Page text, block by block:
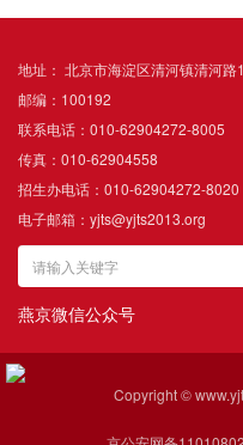
地址： 北京市海淀区清河镇清河路
邮编：100192
联系电话：010-62904272-8005
传真：010-62904558
招生办电话：010-62904272-8020
电子邮箱：yjts@yjts2013.org
燕京微信公众号
Copyright ©